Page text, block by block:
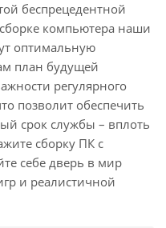
беспрецедентной
компьютера наши
оптимальную
план будущей
регулярного
позволит обеспечить
срок службы – вплоть
сборку ПК с
себе дверь в мир
и реалистичной